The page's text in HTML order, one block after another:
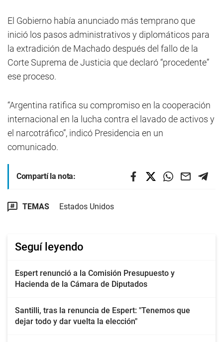
El Gobierno había anunciado más temprano que
inició los pasos administrativos y diplomáticos para
la extradición de Machado después del fallo de la
Corte Suprema de Justicia que declaró “procedente”
ese proceso.
“Argentina ratifica su compromiso en la cooperación
internacional en la lucha contra el lavado de activos y
el narcotráfico”, indicó Presidencia en un
comunicado.
Compartí la nota:
TEMAS Estados Unidos
Seguí leyendo
Espert renunció a la Comisión Presupuesto y
Hacienda de la Cámara de Diputados
Santilli, tras la renuncia de Espert: "Tenemos que
dejar todo y dar vuelta la elección"